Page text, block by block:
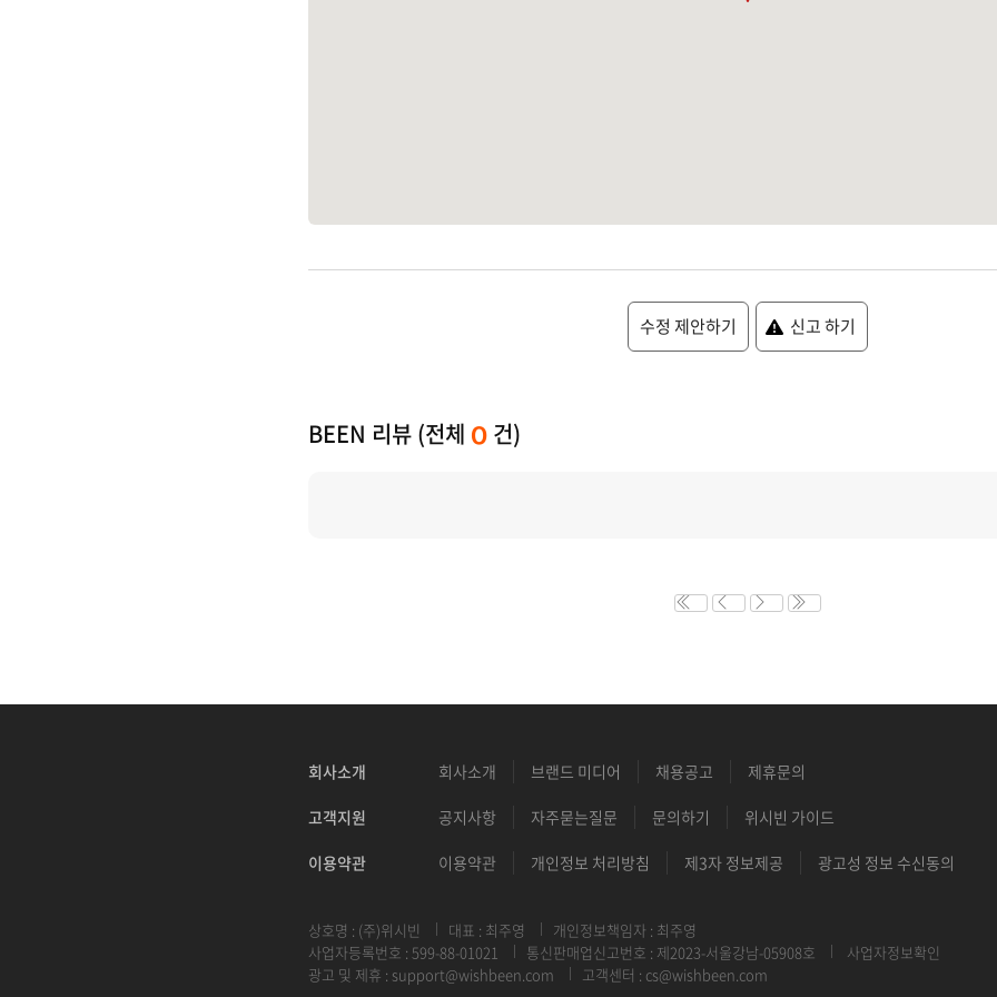
수정 제안하기 신고 하기
BEEN 리뷰 (전체 0 건)
회사소개 회사소개 브랜드 미디어 채용공고 제휴문의
고객지원 공지사항 자주묻는질문 문의하기 위시빈 가이드
이용약관 이용약관 개인정보 처리방침 제3자 정보제공 광고성 정보 수신동의
상호명 : (주)위시빈 대표 : 최주영
개인정보책임자 : 최주영
사업자등록번호 : 599-88-01021
통신판매업신고번호 : 제2023-서울강남-05908호
사업자정보확인
광고 및 제휴 : support@wishbeen.com 고객센터 : cs@wishbeen.com